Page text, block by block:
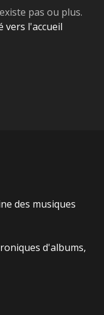
pas ou plus.
vers l'accueil
des musiques
d'albums,